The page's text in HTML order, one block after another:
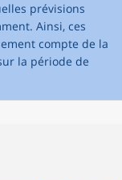
prévisions
Ainsi, ces
compte de la
la période de